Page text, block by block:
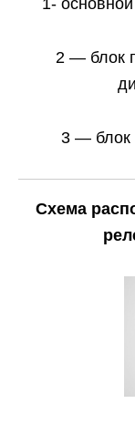
1-
2 — блок
3 — блок
Схема